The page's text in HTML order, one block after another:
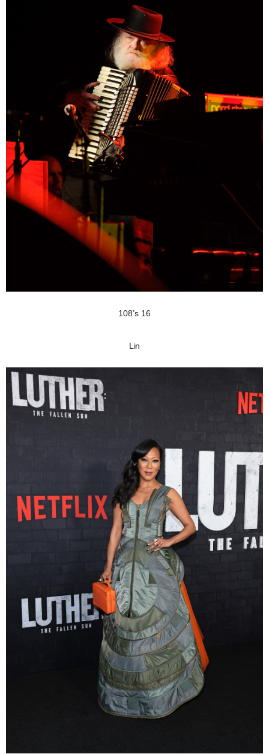
108’s 16
Lin